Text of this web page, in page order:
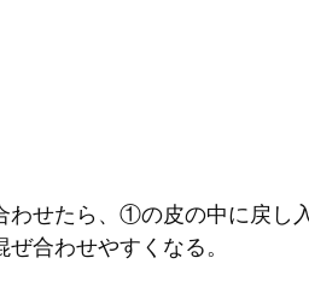
せたら、①の皮の中に戻し入
合わせやすくなる。